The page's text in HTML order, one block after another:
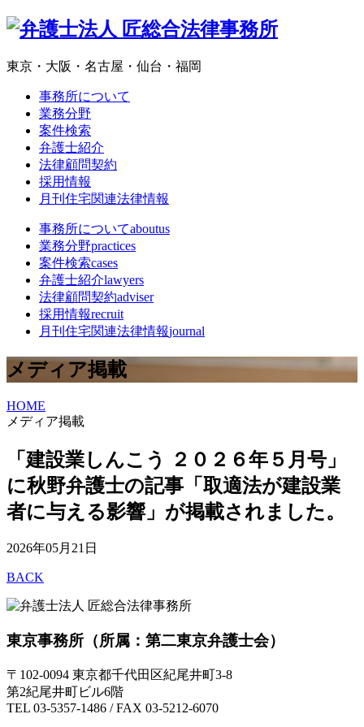
東京・大阪・名古屋・仙台・福岡
事務所について
業務分野
案件検索
弁護士紹介
法律顧問契約
採用情報
月刊住宅関連法律情報
事務所についてaboutus
業務分野practices
案件検索cases
弁護士紹介lawyers
法律顧問契約adviser
採用情報recruit
月刊住宅関連法律情報journal
メディア掲載
HOME
メディア掲載
「建設業しんこう ２０２６年５月号」
に秋野弁護士の記事「取適法が建設業
者に与える影響」が掲載されました。
2026年05月21日
BACK
東京事務所 （所属：第二東京弁護士会）
〒102-0094 東京都千代田区紀尾井町3-8
第2紀尾井町ビル6階
TEL 03-5357-1486 / FAX 03-5212-6070